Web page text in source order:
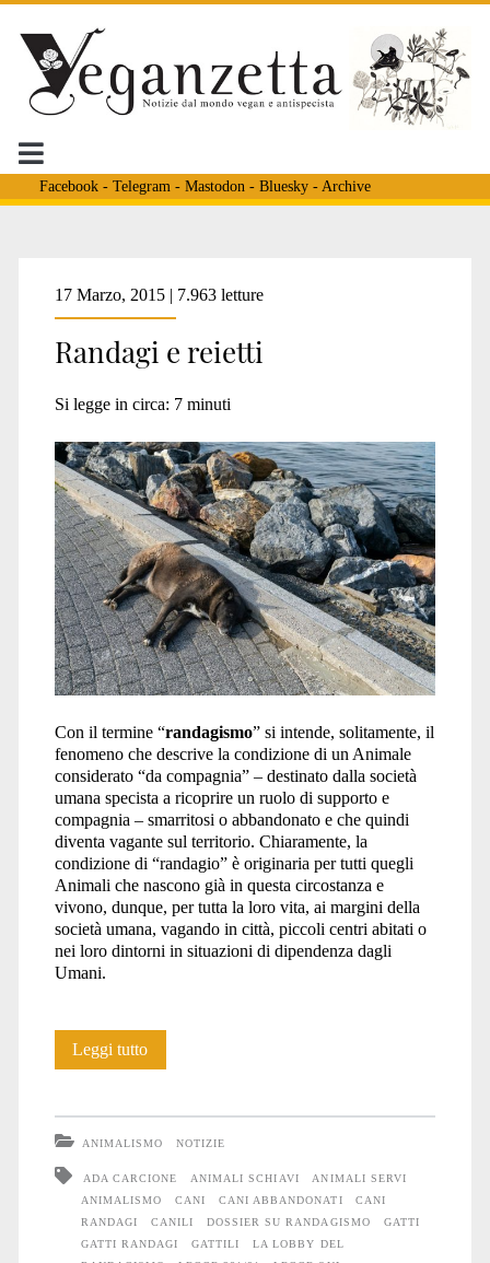
Facebook- Telegram - Mastodon - Bluesky- Archive
Tag:
<span>la
lobby
del
randagismo</span>
17 Marzo, 2015 | 7.963 letture
Randagi e reietti
Si legge in circa: 7 minuti
Con il termine “randagismo” si intende, solitamente, il
fenomeno che descrive la condizione di un Animale
considerato “da compagnia” – destinato dalla società
umana specista a ricoprire un ruolo di supporto e
compagnia – smarritosi o abbandonato e che quindi
diventa vagante sul territorio. Chiaramente, la
condizione di “randagio” è originaria per tutti quegli
Animali che nascono già in questa circostanza e
vivono, dunque, per tutta la loro vita, ai margini della
società umana, vagando in città, piccoli centri abitati o
nei loro dintorni in situazioni di dipendenza dagli
Umani.
Leggi tuttoRandagi
ANIMALISMO NOTIZIE
ADA CARCIONE ANIMALI SCHIAVI
ANIMALI SERVI
ANIMALISMO
CANI CANI ABBANDONATI
CANI
RANDAGI
CANILI DOSSIER SU RANDAGISMO
GATTI
GATTI RANDAGI
GATTILI
LA LOBBY DEL